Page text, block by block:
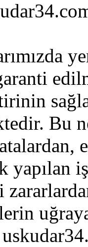
Bu
yapılan